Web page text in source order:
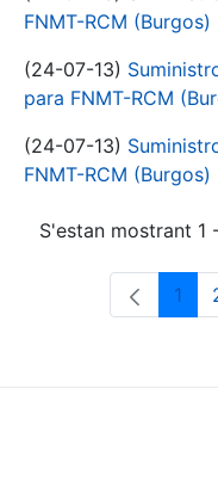
FNMT-RCM (Burgos)
(24-07-13)
para FNMT-RCM
(24-07-13)
FNMT-RCM (Burgos)
S'estan mostrant 1
1